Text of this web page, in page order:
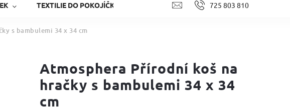
TEXTILIE DO POKOJÍČKU LIFESTYLE HRAČKY
725 803 810
s bambulemi 34 x 34 cm
Atmosphera Přírodní koš na
hračky s bambulemi 34 x 34
cm